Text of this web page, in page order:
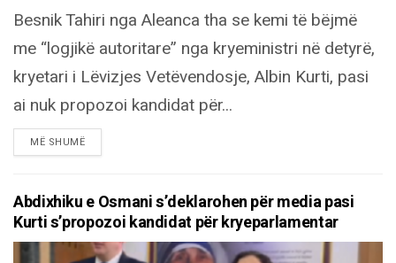
Besnik Tahiri nga Aleanca tha se kemi të bëjmë
me “logjikë autoritare” nga kryeministri në detyrë,
kryetari i Lëvizjes Vetëvendosje, Albin Kurti, pasi
ai nuk propozoi kandidat për...
MË SHUMËDETAILS
Abdixhiku e Osmani s’deklarohen për media pasi
Kurti s’propozoi kandidat për kryeparlamentar